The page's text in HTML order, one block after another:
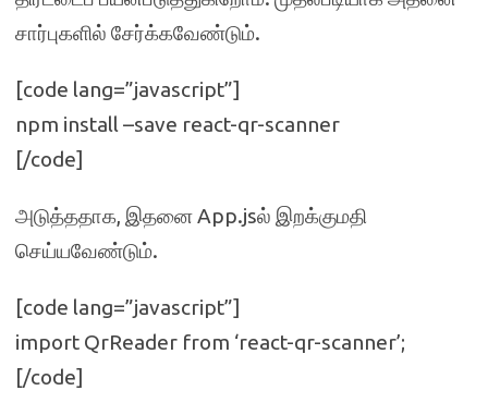
சார்புகளில் சேர்க்கவேண்டும்.
[code lang=”javascript”]
npm install –save react-qr-scanner
[/code]
அடுத்ததாக, இதனை App.jsல் இறக்குமதி
செய்யவேண்டும்.
[code lang=”javascript”]
import QrReader from ‘react-qr-scanner’;
[/code]